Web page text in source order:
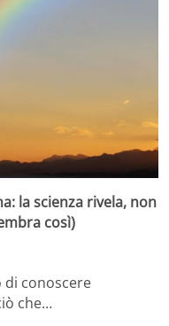
la scienza rivela, non
così)
conoscere
che…